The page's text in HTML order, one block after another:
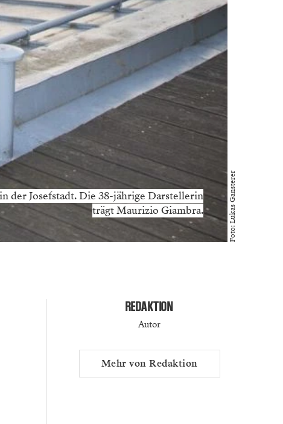
der Josefstadt. Die 38-jährige Darstellerin
trägt Maurizio Giambra.
Foto: Lukas Gansterer
REDAKTION
Autor
Mehr von Redaktion